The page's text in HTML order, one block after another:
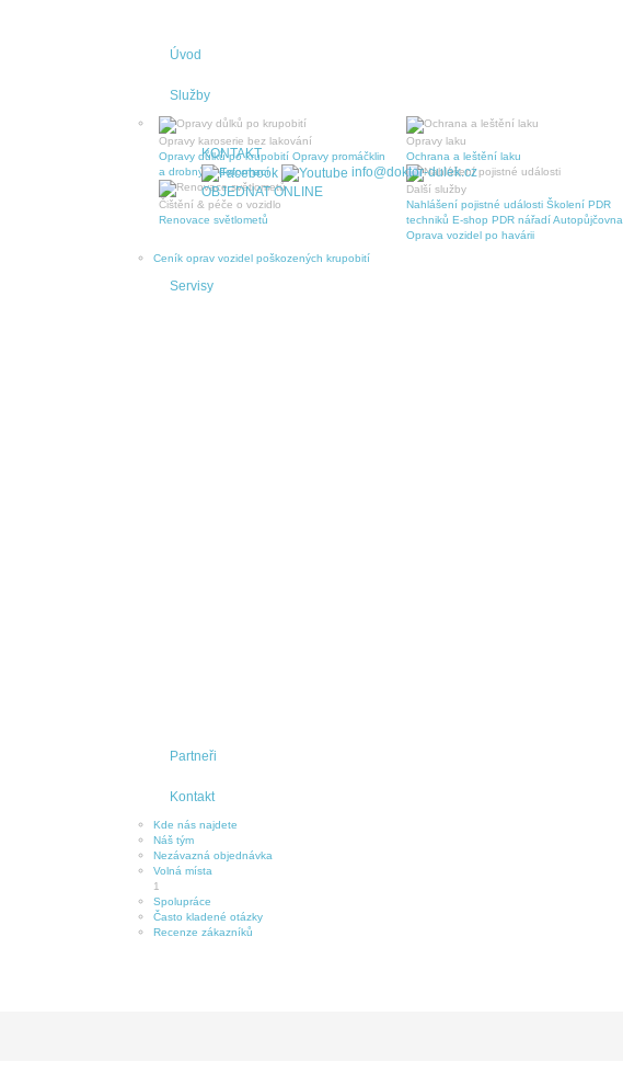
Úvod
Služby
Opravy karoserie bez lakování
Opravy důlků po krupobití Opravy promáčklin
a drobných deformací
Čištění & péče o vozidlo
Renovace světlometů
Opravy laku
Ochrana a leštění laku
Další služby
Nahlášení pojistné události Školení PDR
techniků E-shop PDR nářadíAutopůjčovna
Oprava vozidel po havárii
Ceník oprav vozidel poškozených krupobití
Servisy
Partneři
Kontakt
Kde nás najdete
Náš tým
Nezávazná objednávka
Volná místa
1
Spolupráce
Často kladené otázky
Recenze zákazníků
KONTAKT
info@doktor-dulek.cz
OBJEDNAT ONLINE